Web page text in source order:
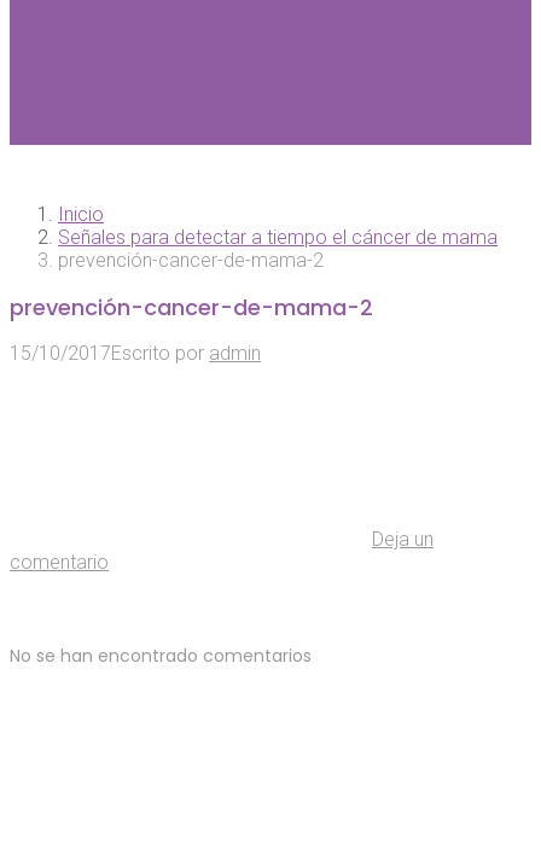
Inicio
Señales para detectar a tiempo el cáncer de mama
prevención-cancer-de-mama-2
prevención-cancer-de-mama-2
15/10/2017Escrito por admin
Deja un
comentario
No se han encontrado comentarios